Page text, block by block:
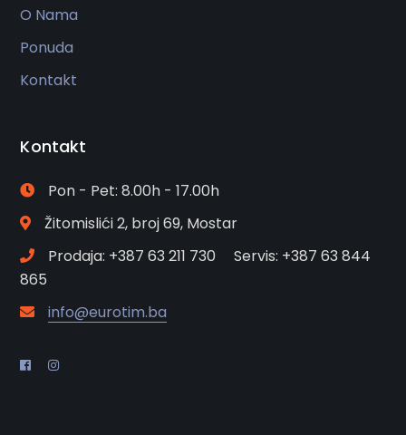
O Nama
Ponuda
Kontakt
Kontakt
Pon - Pet: 8.00h - 17.00h
Žitomislići 2, broj 69, Mostar
Prodaja: +387 63 211 730 Servis: +387 63 844
865
info@eurotim.ba